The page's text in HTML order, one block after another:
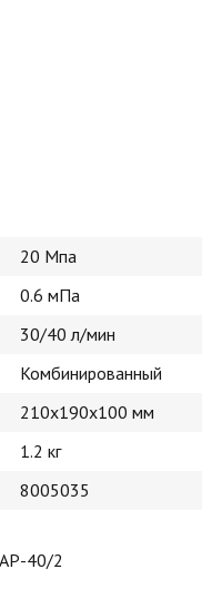
20 Мпа
0.6 мПа
30/40 л/мин
Комбинированный
210х190х100 мм
1.2 кг
8005035
40/2